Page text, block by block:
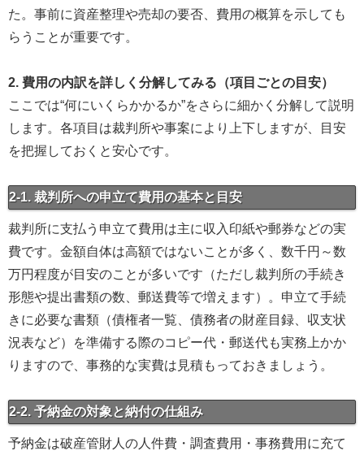
た。事前に資産整理や売却の要否、費用の概算を示しても
らうことが重要です。
2. 費用の内訳を詳しく分解してみる（項目ごとの目安）
ここでは“何にいくらかかるか”をさらに細かく分解して説明
します。各項目は裁判所や事案により上下しますが、目安
を把握しておくと安心です。
2-1. 裁判所への申立て費用の基本と目安
裁判所に支払う申立て費用は主に収入印紙や郵券などの実
費です。金額自体は高額ではないことが多く、数千円～数
万円程度が目安のことが多いです（ただし裁判所の手続き
形態や提出書類の数、郵送費等で増えます）。申立て手続
きに必要な書類（債権者一覧、債務者の財産目録、収支状
況表など）を準備する際のコピー代・郵送代も実務上かか
りますので、事務的な実費は見積もっておきましょう。
2-2. 予納金の対象と納付の仕組み
予納金は破産管財人の人件費・調査費用・事務費用に充て